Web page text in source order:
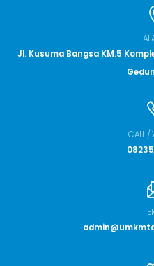
Jl. Kusuma Bangsa KM.5
CALL /